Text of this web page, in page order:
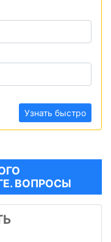
Узнать быстро
ВОПРОСЫ